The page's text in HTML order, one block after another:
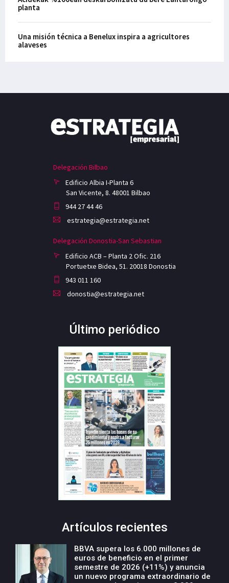
planta
Una misión técnica a Benelux inspira a agricultores
alaveses
Delegación Bilbao
Edificio Albia I-Planta 6
San Vicente, 8. 48001 Bilbao
944 27 44 46
estrategia@estrategia.net
Delegación Donostia-San Sebastian
Edificio ACB – Planta 2 Ofic. 216
Portuetxe Bidea, 51. 20018 Donostia
943 011 160
donostia@estrategia.net
Último periódico
Artículos recientes
BBVA supera los 6.000 millones de
euros de beneficio en el primer
semestre de 2026 (+11%) y anuncia
un nuevo programa extraordinario de